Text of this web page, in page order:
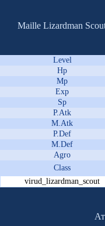
Maille Lizardman
Level
Hp
Mp
Exp
Sp
P.Atk
M.Atk
P.Def
M.Def
Agro
Class
virud_lizardman_scout